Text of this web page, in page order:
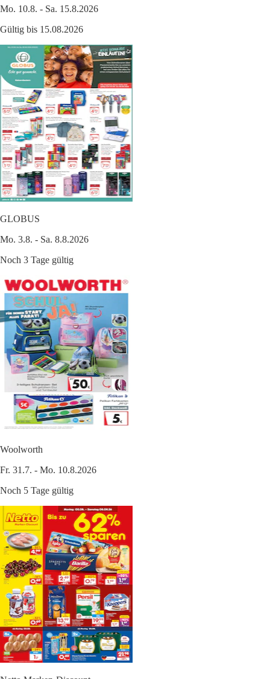
Mo. 10.8. - Sa. 15.8.2026
Gültig bis 15.08.2026
GLOBUS
Mo. 3.8. - Sa. 8.8.2026
Noch 3 Tage gültig
Woolworth
Fr. 31.7. - Mo. 10.8.2026
Noch 5 Tage gültig